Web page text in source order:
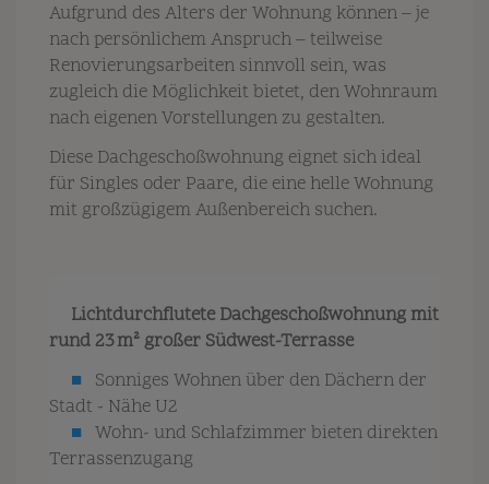
Aufgrund des Alters der Wohnung können – je
nach persönlichem Anspruch – teilweise
Renovierungsarbeiten sinnvoll sein, was
zugleich die Möglichkeit bietet, den Wohnraum
nach eigenen Vorstellungen zu gestalten.
Diese Dachgeschoßwohnung eignet sich ideal
für Singles oder Paare, die eine helle Wohnung
mit großzügigem Außenbereich suchen.
Lichtdurchflutete Dachgeschoßwohnung mit
rund 23 m² großer Südwest-Terrasse
■ Sonniges Wohnen über den Dächern der
Stadt - Nähe U2
■ Wohn- und Schlafzimmer bieten direkten
Terrassenzugang